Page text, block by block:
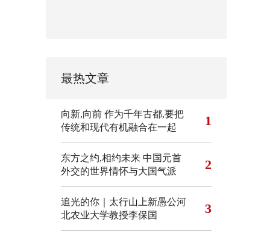
最热文章
向新,向前 作为千年古都,要把
传统和现代有机融合在一起
1
东方之约,相约未来 中国元首
外交的世界情怀与大国气派
2
追光的你｜太行山上新愚公河
北农业大学教授李保国
3